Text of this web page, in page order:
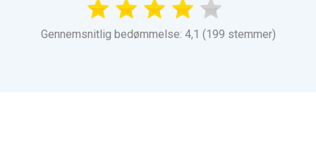
Gennemsnitlig bedømmelse: 4,1 (199 stemmer)